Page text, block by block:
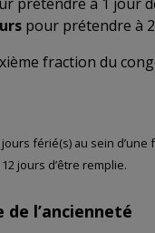
pour prétendre à
fraction du
férié(s) au sein
jours d’être remplie.
l’ancienneté